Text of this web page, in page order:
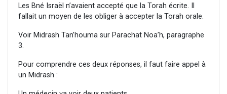
Les Bné Israël n’avaient accepté que la Torah écrite. Il
fallait un moyen de les obliger à accepter la Torah orale.
Voir Midrash Tan’houma sur Parachat Noa’h, paragraphe
3.
Pour comprendre ces deux réponses, il faut faire appel à
un Midrash :